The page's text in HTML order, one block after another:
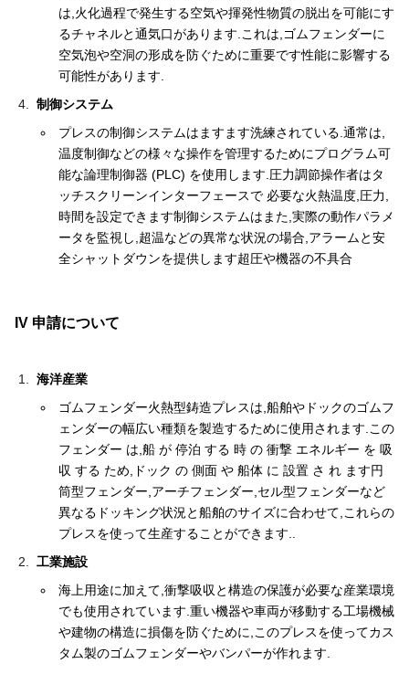
は,火化過程で発生する空気や揮発性物質の脱出を可能にす
るチャネルと通気口があります.これは,ゴムフェンダーに
空気泡や空洞の形成を防ぐために重要です性能に影響する
可能性があります.
制御システム
プレスの制御システムはますます洗練されている.通常は,
温度制御などの様々な操作を管理するためにプログラム可
能な論理制御器 (PLC) を使用します.圧力調節操作者はタ
ッチスクリーンインターフェースで 必要な火熱温度,圧力,
時間を設定できます制御システムはまた,実際の動作パラメ
ータを監視し,超温などの異常な状況の場合,アラームと安
全シャットダウンを提供します超圧や機器の不具合
IV 申請について
海洋産業
ゴムフェンダー火熱型鋳造プレスは,船舶やドックのゴムフ
ェンダーの幅広い種類を製造するために使用されます.この
フェンダー は,船 が 停泊 する 時 の 衝撃 エネルギー を 吸
収 する ため,ドック の 側面 や 船体 に 設置 さ れ ます円
筒型フェンダー,アーチフェンダー,セル型フェンダーなど
異なるドッキング状況と船舶のサイズに合わせて,これらの
プレスを使って生産することができます..
工業施設
海上用途に加えて,衝撃吸収と構造の保護が必要な産業環境
でも使用されています.重い機器や車両が移動する工場機械
や建物の構造に損傷を防ぐために,このプレスを使ってカス
タム製のゴムフェンダーやバンパーが作れます.